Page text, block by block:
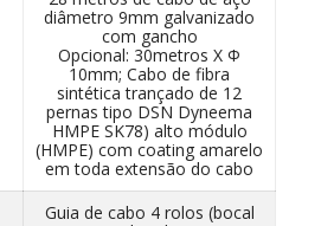
diâmetro 9mm galvanizado
com gancho
Opcional: 30metros X Φ
10mm; Cabo de fibra
sintética trançado de 12
pernas tipo DSN Dyneema
HMPE SK78) alto módulo
(HMPE) com coating amarelo
em toda extensão do cabo
Guia de cabo 4 rolos (bocal